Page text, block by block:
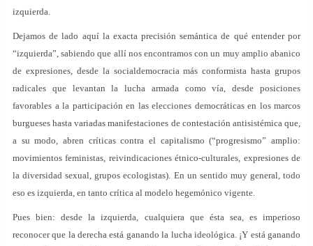
izquierda.
Dejamos de lado aquí la exacta precisión semántica de qué entender por
“izquierda”, sabiendo que allí nos encontramos con un muy amplio abanico
de expresiones, desde la socialdemocracia más conformista hasta grupos
radicales que levantan la lucha armada como vía, desde posiciones
favorables a la participación en las elecciones democráticas en los marcos
burgueses hasta variadas manifestaciones de contestación antisistémica que,
a su modo, abren críticas contra el capitalismo (“progresismo” amplio:
movimientos feministas, reivindicaciones étnico-culturales, expresiones de
la diversidad sexual, grupos ecologistas). En un sentido muy general, todo
eso es izquierda, en tanto crítica al modelo hegemónico vigente.
Pues bien: desde la izquierda, cualquiera que ésta sea, es imperioso
reconocer que la derecha está ganando la lucha ideológica. ¡Y está ganando